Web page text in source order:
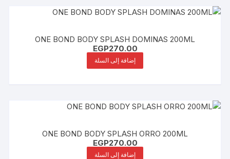
ONE BOND BODY SPLASH DOMINAS 200ML
EGP270.00
إضافة إلى السلة
ONE BOND BODY SPLASH ORRO 200ML
EGP270.00
إضافة إلى السلة